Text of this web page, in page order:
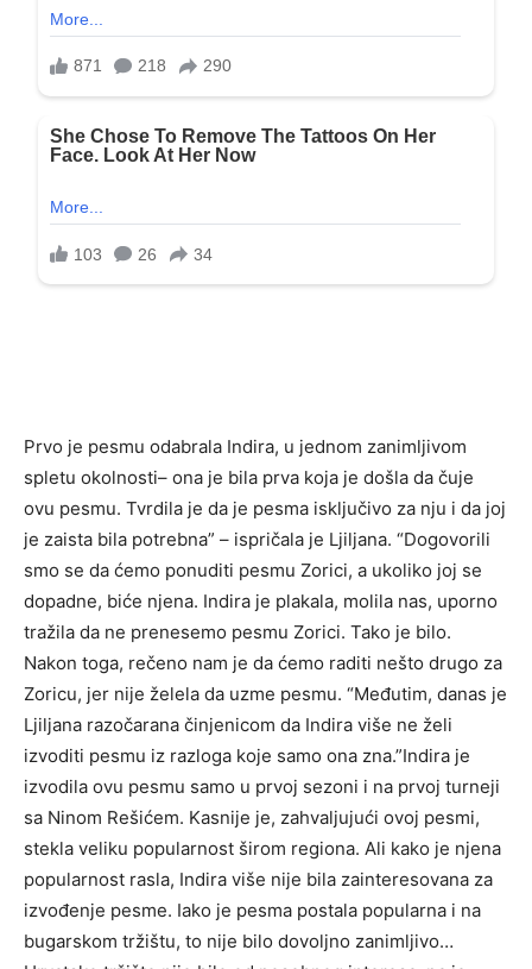
Prvo je pesmu odabrala Indira, u jednom zanimljivom
spletu okolnosti– ona je bila prva koja je došla da čuje
ovu pesmu. Tvrdila je da je pesma isključivo za nju i da joj
je zaista bila potrebna” – ispričala je Ljiljana. “Dogovorili
smo se da ćemo ponuditi pesmu Zorici, a ukoliko joj se
dopadne, biće njena. Indira je plakala, molila nas, uporno
tražila da ne prenesemo pesmu Zorici. Tako je bilo.
Nakon toga, rečeno nam je da ćemo raditi nešto drugo za
Zoricu, jer nije želela da uzme pesmu. “Međutim, danas je
Ljiljana razočarana činjenicom da Indira više ne želi
izvoditi pesmu iz razloga koje samo ona zna.”Indira je
izvodila ovu pesmu samo u prvoj sezoni i na prvoj turneji
sa Ninom Rešićem. Kasnije je, zahvaljujući ovoj pesmi,
stekla veliku popularnost širom regiona. Ali kako je njena
popularnost rasla, Indira više nije bila zainteresovana za
izvođenje pesme. Iako je pesma postala popularna i na
bugarskom tržištu, to nije bilo dovoljno zanimljivo…